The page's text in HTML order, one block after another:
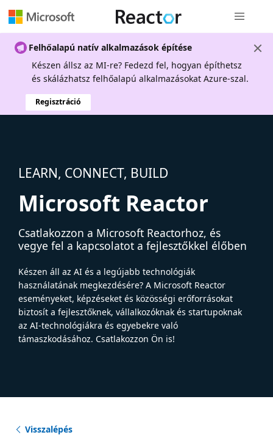
Felhőalapú natív alkalmazások építése
Készen állsz az MI-re? Fedezd fel, hogyan építhetsz
és skálázhatsz felhőalapú alkalmazásokat Azure-szal.
Regisztráció
LEARN, CONNECT, BUILD
Microsoft Reactor
Csatlakozzon a Microsoft Reactorhoz, és
vegye fel a kapcsolatot a fejlesztőkkel élőben
Készen áll az AI és a legújabb technológiák
használatának megkezdésére? A Microsoft Reactor
eseményeket, képzéseket és közösségi erőforrásokat
biztosít a fejlesztőknek, vállalkozóknak és startupoknak
az AI-technológiákra és egyebekre való
támaszkodásához. Csatlakozzon Ön is!
Visszalépés